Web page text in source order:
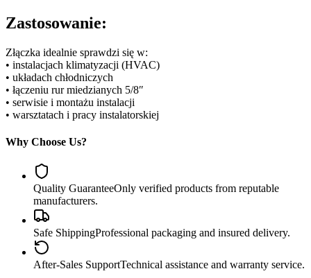
Zastosowanie:
Złączka idealnie sprawdzi się w:
• instalacjach klimatyzacji (HVAC)
• układach chłodniczych
• łączeniu rur miedzianych 5/8″
• serwisie i montażu instalacji
• warsztatach i pracy instalatorskiej
Why Choose Us?
Quality GuaranteeOnly verified products from reputable
manufacturers.
Safe ShippingProfessional packaging and insured delivery.
After-Sales SupportTechnical assistance and warranty service.